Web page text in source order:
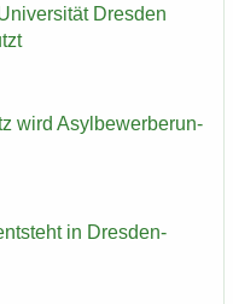
Dres­den
wird Asyl­be­wer­ber­un­
in Dresden-​